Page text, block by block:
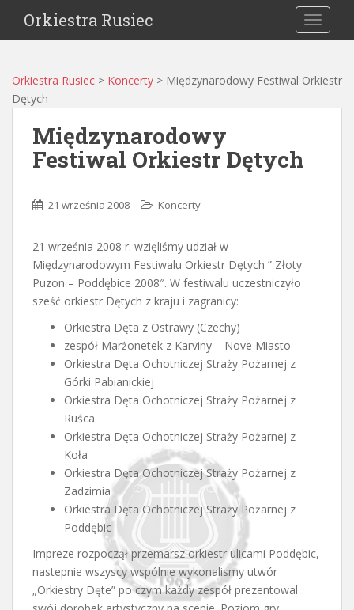
Orkiestra Rusiec
Orkiestra Rusiec > Koncerty > Międzynarodowy Festiwal Orkiestr
Dętych
Międzynarodowy
Festiwal Orkiestr Dętych
21 września 2008 Koncerty
21 września 2008 r. wzięliśmy udział w
Międzynarodowym Festiwalu Orkiestr Dętych ” Złoty
Puzon – Poddębice 2008″. W festiwalu uczestniczyło
sześć orkiestr Dętych z kraju i zagranicy:
Orkiestra Dęta z Ostrawy (Czechy)
zespół Marżonetek z Karviny – Nove Miasto
Orkiestra Dęta Ochotniczej Straży Pożarnej z
Górki Pabianickiej
Orkiestra Dęta Ochotniczej Straży Pożarnej z
Ruśca
Orkiestra Dęta Ochotniczej Straży Pożarnej z
Koła
Orkiestra Dęta Ochotniczej Straży Pożarnej z
Zadzimia
Orkiestra Dęta Ochotniczej Straży Pożarnej z
Poddębic
Impreze rozpoczął przemarsz orkiestr ulicami Poddębic,
nastepnie wszyscy wspólnie wykonalismy utwór
„Orkiestry Dęte” po czym każdy zespół prezentowal